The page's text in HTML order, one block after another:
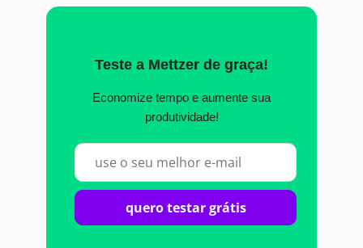
Teste a Mettzer de graça!
Economize tempo e aumente sua
produtividade!
quero testar grátis